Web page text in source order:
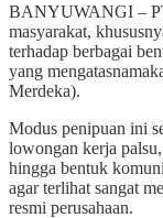
BANYUWANGI –
masyarakat,
terhadap berbagai
yang
Merdeka).
Modus penipuan ini
lowongan kerja
hingga bentuk
agar terlihat sangat
resmi perusahaan.